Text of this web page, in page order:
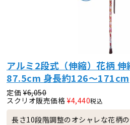
アルミ2段式（伸縮）花柄
87.5cm 身長約126～171cm
定価 ¥6,050
スクリオ販売価格 ¥4,440税込
長さ10段階調整のオシャレな花柄の